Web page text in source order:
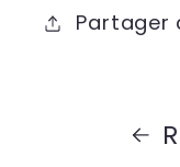
Partager